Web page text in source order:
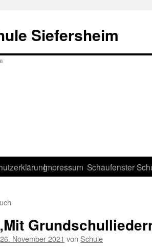
Siefersheim
Impressum Schaufenster
26. November 2021 von Schule